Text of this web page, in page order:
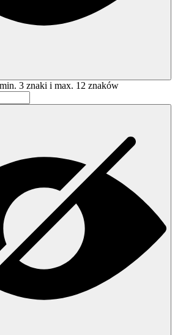
3 znaki i max. 12 znaków